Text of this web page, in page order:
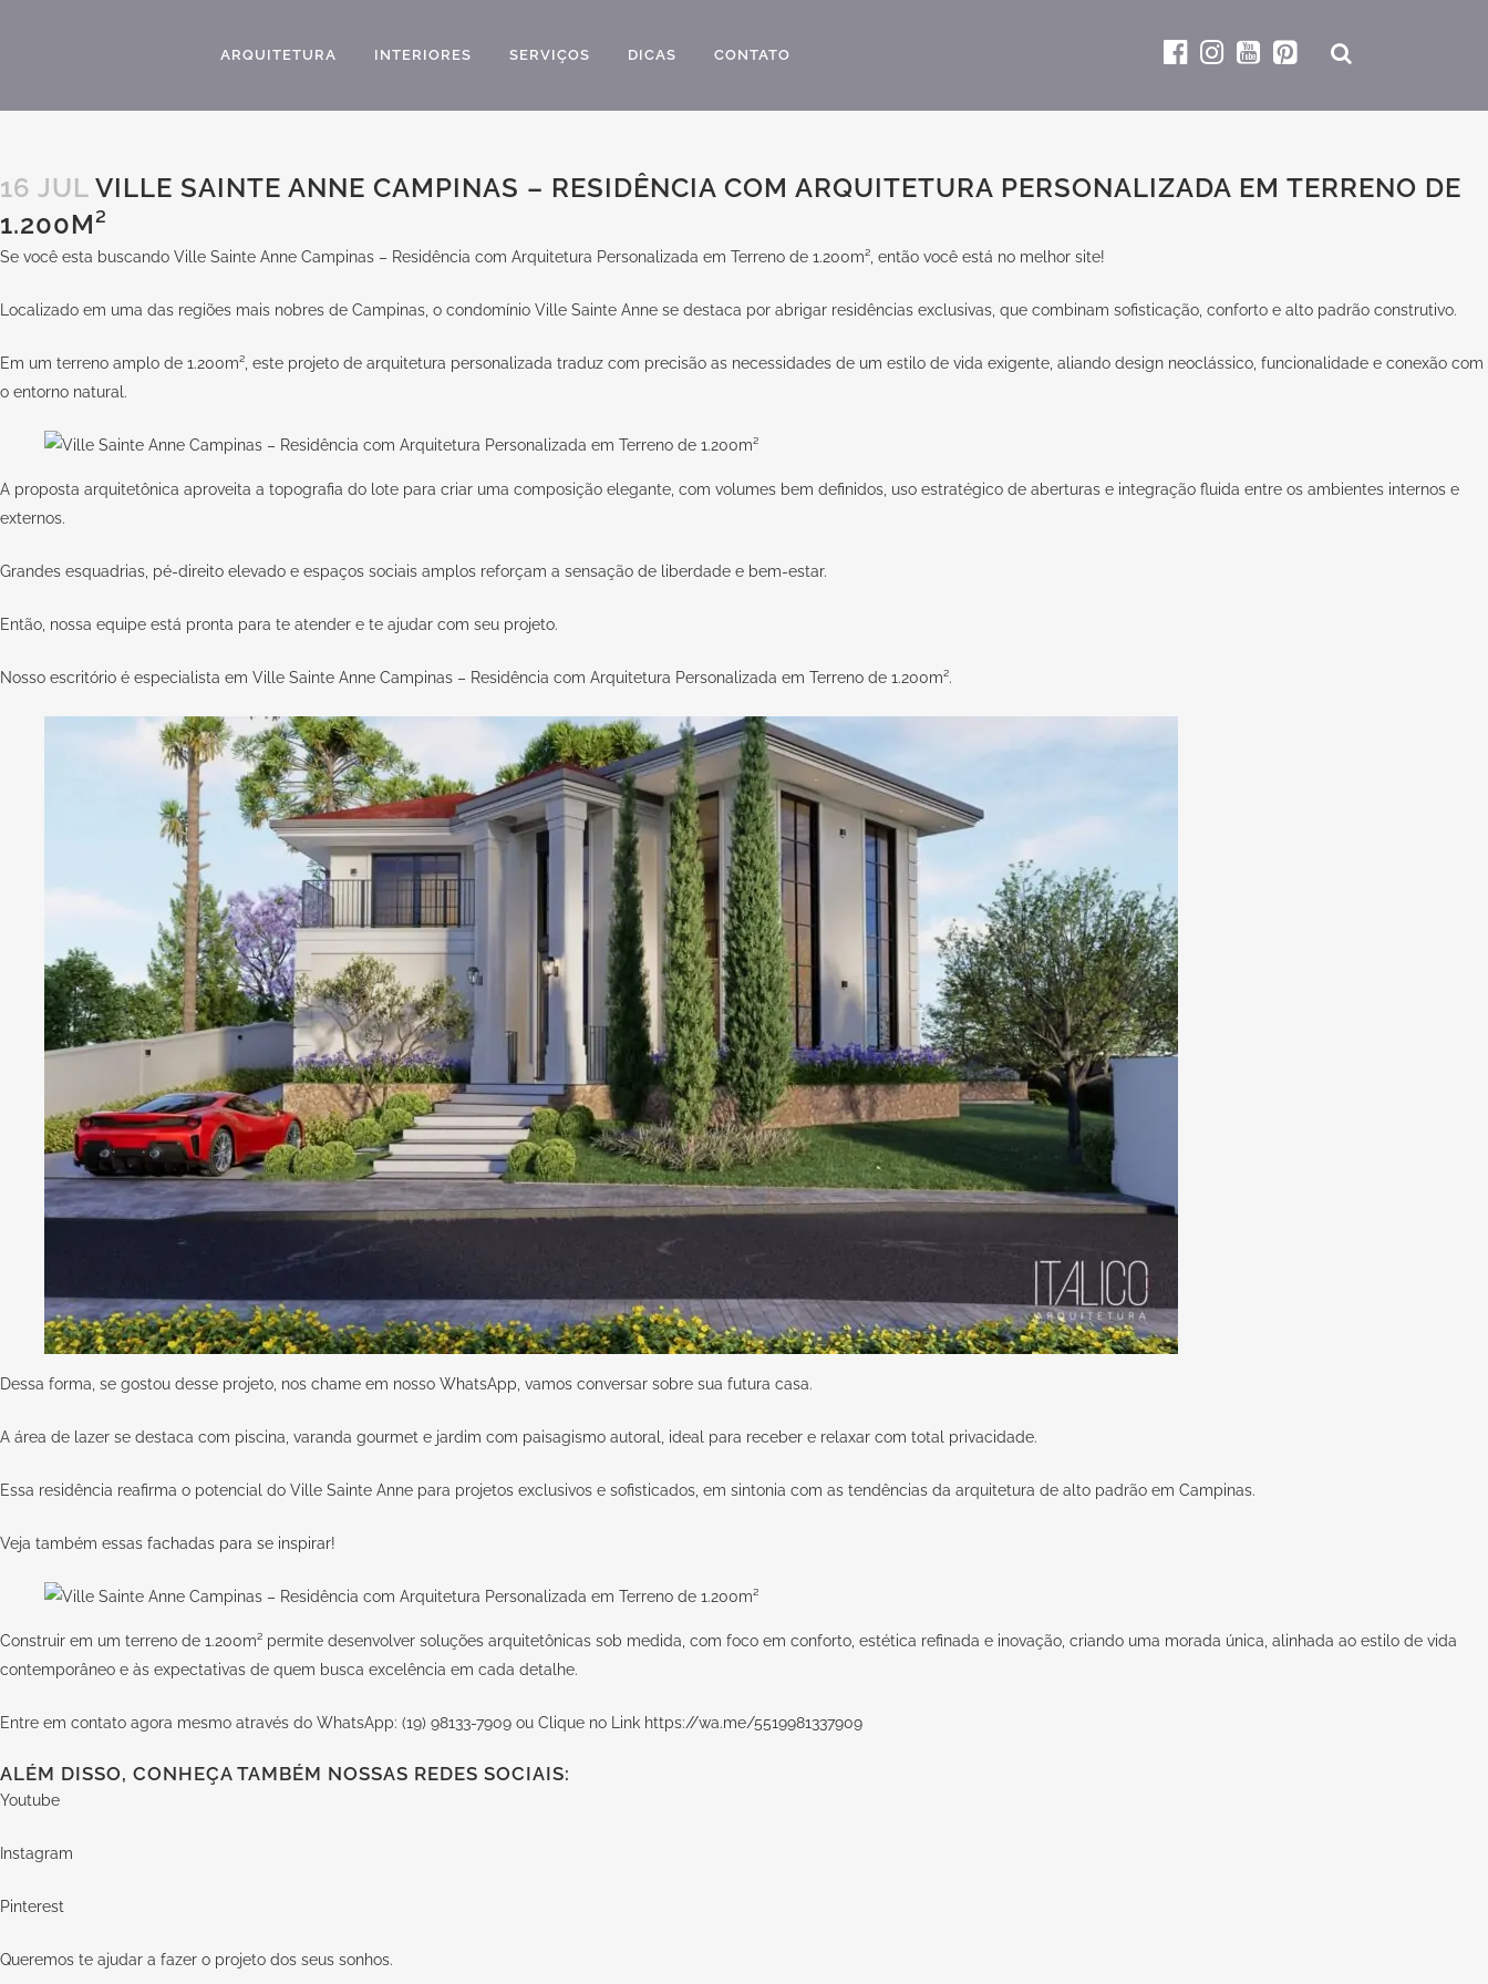
ARQUITETURA INTERIORES SERVIÇOS DICAS CONTATO
16 JUL VILLE SAINTE ANNE CAMPINAS – RESIDÊNCIA COM ARQUITETURA PERSONALIZADA EM TERRENO DE
1.200M²
Se você esta buscando Ville Sainte Anne Campinas – Residência com Arquitetura Personalizada em Terreno de 1.200m², então você está no melhor site!
Localizado em uma das regiões mais nobres de Campinas, o condomínio Ville Sainte Anne se destaca por abrigar residências exclusivas, que combinam sofisticação, conforto e alto padrão construtivo.
Em um terreno amplo de 1.200m², este projeto de arquitetura personalizada traduz com precisão as necessidades de um estilo de vida exigente, aliando design neoclássico, funcionalidade e conexão com
o entorno natural.
A proposta arquitetônica aproveita a topografia do lote para criar uma composição elegante, com volumes bem definidos, uso estratégico de aberturas e integração fluida entre os ambientes internos e
externos.
Grandes esquadrias, pé-direito elevado e espaços sociais amplos reforçam a sensação de liberdade e bem-estar.
Então, nossa equipe está pronta para te atender e te ajudar com seu projeto.
Nosso escritório é especialista em Ville Sainte Anne Campinas – Residência com Arquitetura Personalizada em Terreno de 1.200m².
Dessa forma, se gostou desse projeto, nos chame em nosso WhatsApp, vamos conversar sobre sua futura casa.
A área de lazer se destaca com piscina, varanda gourmet e jardim com paisagismo autoral, ideal para receber e relaxar com total privacidade.
Essa residência reafirma o potencial do Ville Sainte Anne para projetos exclusivos e sofisticados, em sintonia com as tendências da arquitetura de alto padrão em Campinas.
Veja também essas fachadas para se inspirar!
Construir em um terreno de 1.200m² permite desenvolver soluções arquitetônicas sob medida, com foco em conforto, estética refinada e inovação, criando uma morada única, alinhada ao estilo de vida
contemporâneo e às expectativas de quem busca excelência em cada detalhe.
Entre em contato agora mesmo através do WhatsApp: (19) 98133-7909 ou Clique no Link https://wa.me/5519981337909
ALÉM DISSO, CONHEÇA TAMBÉM NOSSAS REDES SOCIAIS:
Youtube
Instagram
Pinterest
Queremos te ajudar a fazer o projeto dos seus sonhos.